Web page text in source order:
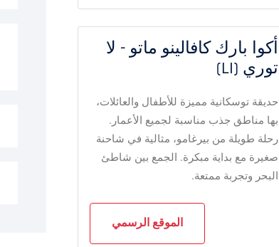
أكوا بارك كافالينو ماتو - لا
توري (LI)
حديقة توسكانية مميزة للأطفال والعائلات،
بها مناطق جذب مناسبة لجميع الأعمار.
رحلة طويلة من بيرغامو، مثالية في شاحنة
صغيرة مع بداية مبكرة. الجمع بين شاطئ
البحر وتجربة ممتعة.
الموقع الرسمي